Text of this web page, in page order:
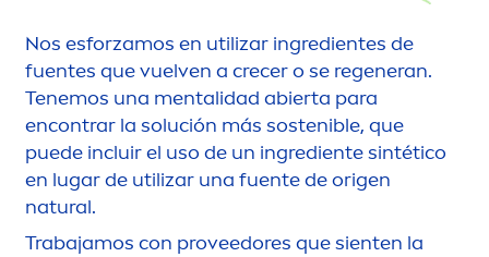
Nos esforzamos en utilizar ingredientes de
fuentes que vuelven a crecer o se regeneran.
Tenemos una mentalidad abierta para
encontrar la solución más sostenible, que
puede incluir el uso de un ingrediente sintético
en lugar de utilizar una fuente de origen
natural.
Trabajamos con proveedores que sienten la